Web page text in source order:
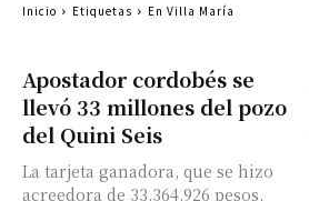
Apostador cordobés se
llevó 33 millones del pozo
del Quini Seis
La tarjeta ganadora, que se hizo
acreedora de 33.364.926 pesos,
Inicio Etiquetas En Villa María